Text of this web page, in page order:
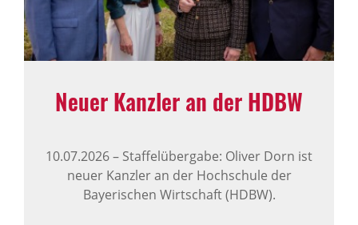
Neuer Kanzler an der HDBW
10.07.2026– Staffelübergabe: Oliver Dorn ist
neuer Kanzler an der Hochschule der
Bayerischen Wirtschaft (HDBW).